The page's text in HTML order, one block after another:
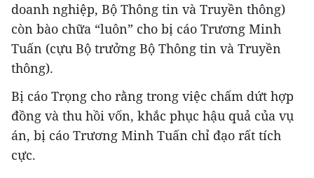
doanh nghiệp, Bộ Thông tin và Truyền thông)
còn bào chữa “luôn” cho bị cáo Trương Minh
Tuấn (cựu Bộ trưởng Bộ Thông tin và Truyền
thông).
Bị cáo Trọng cho rằng trong việc chấm dứt hợp
đồng và thu hồi vốn, khắc phục hậu quả của vụ
án, bị cáo Trương Minh Tuấn chỉ đạo rất tích
cực.